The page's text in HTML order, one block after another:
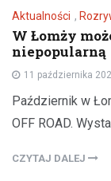
Aktualności ,
W Łomży
niepopularną
11 października
Październik w
OFF ROAD.
CZYTAJ DALEJ